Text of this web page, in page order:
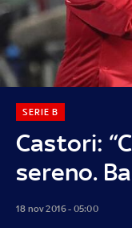
Castori:
sereno.
SERIE B
18 nov 2016 - 05:00